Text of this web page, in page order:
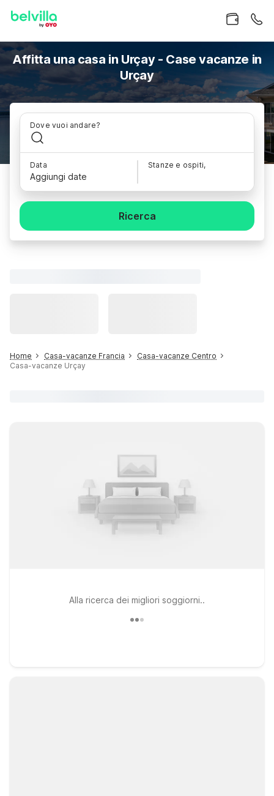
Affitta una casa in Urçay - Case vacanze in
Urçay
Dove vuoi andare?
Data
Aggiungi date
Stanze e ospiti,
Ricerca
Home Casa-vacanze Francia
Casa-vacanze Centro
Casa-vacanze Urçay
Alla ricerca dei migliori soggiorni..